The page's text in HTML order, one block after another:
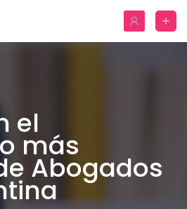
el
más
Abogados